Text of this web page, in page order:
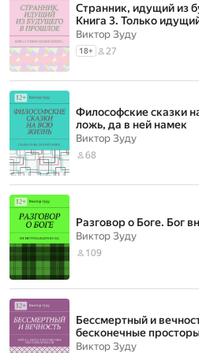
Странник, идущий из
Книга 3. Только
Виктор Зуду
18+ 27
Философские сказки
ложь, да в ней намек
Виктор Зуду
68
Разговор о Боге. Бог
Виктор Зуду
109
Бессмертный и
бесконечные
Виктор Зуду